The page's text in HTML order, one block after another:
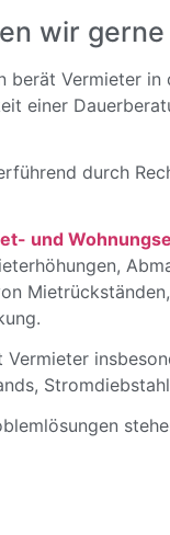
wir
Vermieter
einer
durch
und